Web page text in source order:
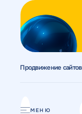
Продвижение сайтов
МЕНЮ